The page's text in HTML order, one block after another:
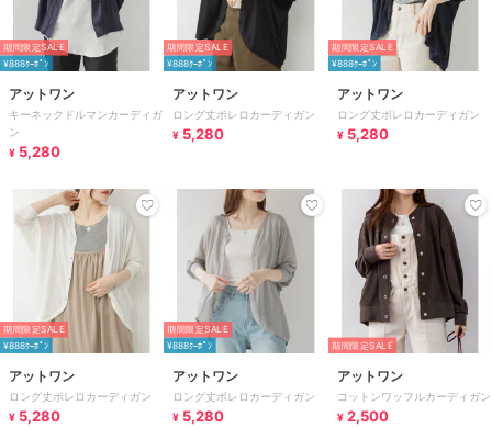
期間限定SALE
¥888ｸｰﾎﾟﾝ
アットワン
キーネックドルマンカーディガ
ン
¥ 5,280
期間限定SALE
¥888ｸｰﾎﾟﾝ
アットワン
ロング丈ボレロカーディガン
¥ 5,280
期間限定SALE
¥888ｸｰﾎﾟﾝ
アットワン
ロング丈ボレロカーディガン
¥ 5,280
期間限定SALE
¥888ｸｰﾎﾟﾝ
アットワン
ロング丈ボレロカーディガン
¥ 5,280
期間限定SALE
¥888ｸｰﾎﾟﾝ
アットワン
ロング丈ボレロカーディガン
¥ 5,280
期間限定SALE
アットワン
コットンワッフルカーディガン
¥ 2,500